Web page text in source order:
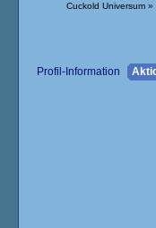
Cuckold Universum»
Profil-Information